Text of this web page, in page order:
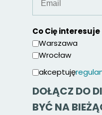
Co Cię interesuje
Warszawa
Wrocław
akceptuję
DOŁĄCZ DO
BYĆ NA